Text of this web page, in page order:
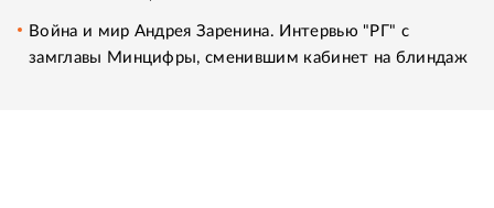
Война и мир Андрея Заренина. Интервью "РГ" с
замглавы Минцифры, сменившим кабинет на блиндаж